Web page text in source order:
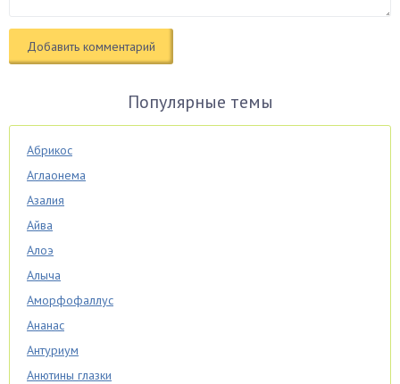
Популярные темы
Абрикос
Аглаонема
Азалия
Айва
Алоэ
Алыча
Аморфофаллус
Ананас
Антуриум
Анютины глазки